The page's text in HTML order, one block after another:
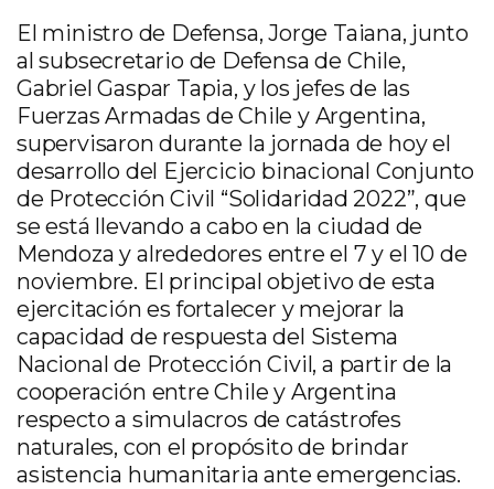
El ministro de Defensa, Jorge Taiana, junto
al subsecretario de Defensa de Chile,
Gabriel Gaspar Tapia, y los jefes de las
Fuerzas Armadas de Chile y Argentina,
supervisaron durante la jornada de hoy el
desarrollo del Ejercicio binacional Conjunto
de Protección Civil “Solidaridad 2022”, que
se está llevando a cabo en la ciudad de
Mendoza y alrededores entre el 7 y el 10 de
noviembre. El principal objetivo de esta
ejercitación es fortalecer y mejorar la
capacidad de respuesta del Sistema
Nacional de Protección Civil, a partir de la
cooperación entre Chile y Argentina
respecto a simulacros de catástrofes
naturales, con el propósito de brindar
asistencia humanitaria ante emergencias.